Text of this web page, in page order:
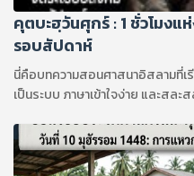
คุตบะฮฺวันศุกร์ : 1 ชั่วโมง
รอบสัปดาห์
นี่คือบทความสอนศาสนาอิสลามที่เ
เป็นระบบ ภาษาเข้าใจง่าย และสละ